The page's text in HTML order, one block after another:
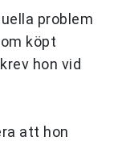
problem
köpt
hon vid
att hon